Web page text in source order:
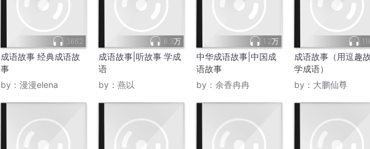
3662
成语故事 经典成语故
事
by： 漫漫elena
8.3万
成语故事|听故事 学成
语
by： 燕以
1.2万
中华成语故事|中国成
语故事
by： 余香冉冉
成语故事（用逗趣
学成语）
by： 大鹏仙尊